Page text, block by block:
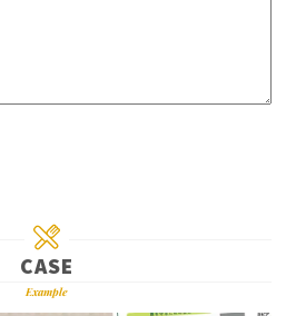
CASE
Example